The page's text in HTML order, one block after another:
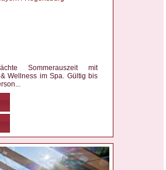
Sommerauszeit mit
Wellness im Spa. Gültig bis
...